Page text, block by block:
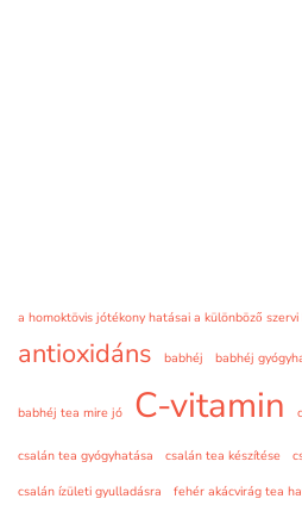
a homoktövis jótékony hatásai a különböző
antioxidáns babhéj babhéj
babhéj tea mire jó C-vitamin
csalán tea gyógyhatása csalán tea készítése
csalán ízületi gyulladásra
fehér akácvirág tea